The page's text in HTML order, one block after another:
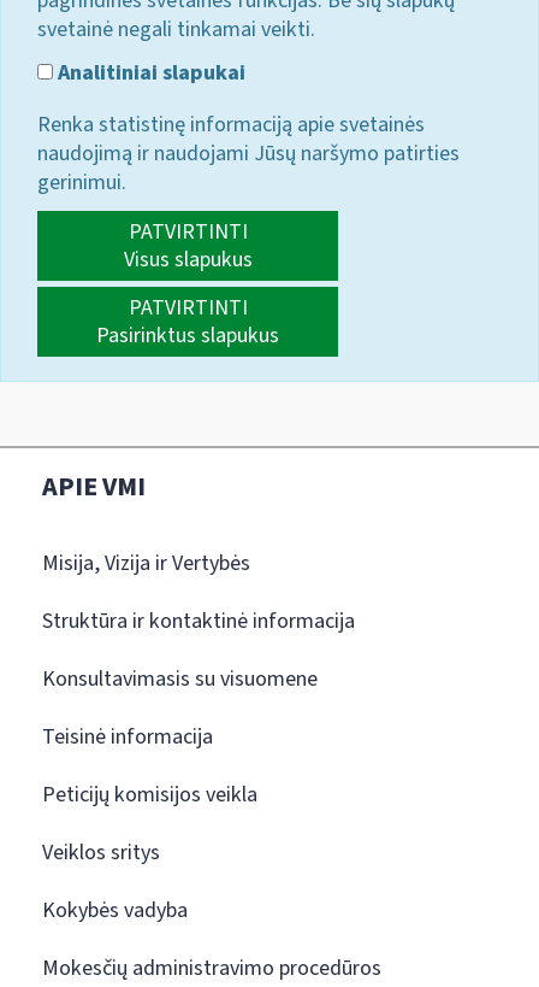
svetainė negali tinkamai veikti.
Analitiniai slapukai
Renka statistinę informaciją apie svetainės
naudojimą ir naudojami Jūsų naršymo patirties
gerinimui.
PATVIRTINTI
Visus slapukus
PATVIRTINTI
Pasirinktus slapukus
APIE VMI
Misija, Vizija ir Vertybės
Struktūra ir kontaktinė informacija
Konsultavimasis su visuomene
Teisinė informacija
Peticijų komisijos veikla
Veiklos sritys
Kokybės vadyba
Mokesčių administravimo procedūros